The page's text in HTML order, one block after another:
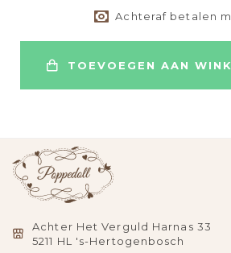
Achteraf betalen
TOEVOEGEN AAN
Achter Het Verguld Harnas 33
5211 HL 's-Hertogenbosch